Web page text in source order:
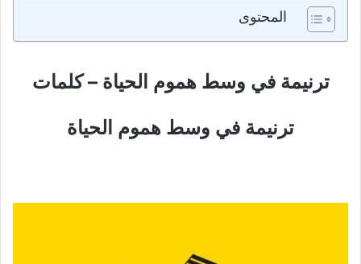
المحتوى
ترنيمة في وسط هموم الحياة – كلمات
ترنيمة في وسط هموم الحياة